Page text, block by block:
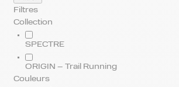
Filtres
Collection
SPECTRE
ORIGIN – Trail Running
Couleurs